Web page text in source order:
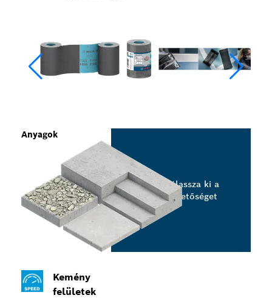
Kemény
felületek
Anyagok
Válassza ki a
lehetőséget